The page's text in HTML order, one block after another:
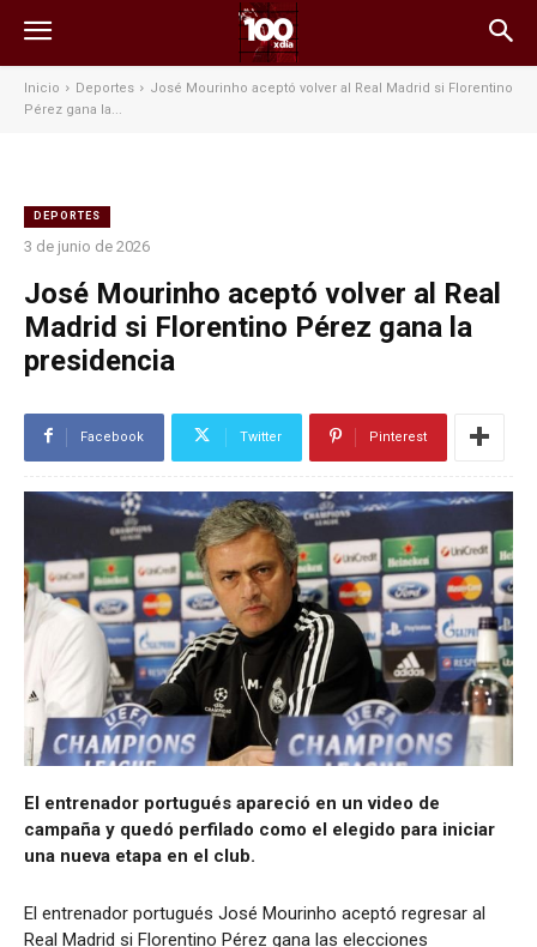
Inicio Deportes
José Mourinho aceptó volver al Real Madrid si Florentino
Pérez gana la...
DEPORTES
3 de junio de 2026
José Mourinho aceptó volver al Real
Madrid si Florentino Pérez gana la
presidencia
Facebook Twitter Pinterest
El entrenador portugués apareció en un video de
campaña y quedó perfilado como el elegido para iniciar
una nueva etapa en el club.
El entrenador portugués José Mourinho aceptó regresar al
Real Madrid si Florentino Pérez gana las elecciones